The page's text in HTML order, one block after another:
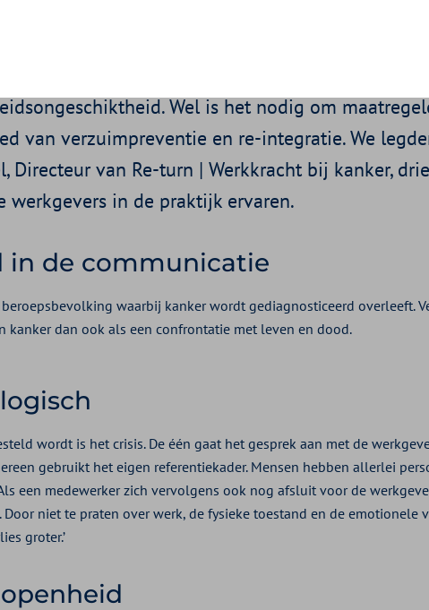
zijn er 250.000 werkenden die leven met
40.000 mensen bij. Gelukkig betekent dit lang
Wel is het nodig om
van verzuimpreventie en re-integratie. We
Directeur van Re-turn | Werkkracht bij kanker, drie
in de praktijk ervaren.
in de communicatie
waarbij kanker wordt gediagnosticeerd overleeft.
kanker dan ook als een confrontatie met leven en dood.
wordt is het crisis. De één gaat het gesprek aan met de
gebruikt het eigen referentiekader. Mensen hebben allerlei
een medewerker zich vervolgens ook nog afsluit voor de
niet te praten over werk, de fysieke toestand en de emotionele
groter.’